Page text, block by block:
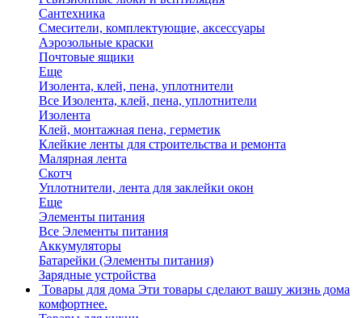
Сантехника
Смесители, комплектующие, аксессуары
Аэрозольные краски
Почтовые ящики
Еще
Изолента, клей, пена, уплотнители
Все Изолента, клей, пена, уплотнители
Изолента
Клей, монтажная пена, герметик
Клейкие ленты для строительства и ремонта
Малярная лента
Скотч
Уплотнители, лента для заклейки окон
Еще
Элементы питания
Все Элементы питания
Аккумуляторы
Батарейки (Элементы питания)
Зарядные устройства
Товары для дома Эти товары сделают вашу жизнь дома
комфортнее.